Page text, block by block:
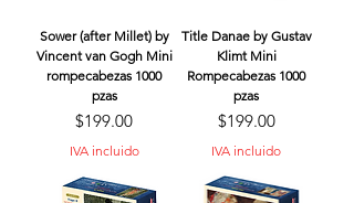
Sower (after Millet) by
Vincent van Gogh Mini
rompecabezas 1000
pzas
Precio
$199.00
IVA incluido
Title Danae by Gustav
Klimt Mini
Rompecabezas 1000
pzas
Precio
$199.00
IVA incluido